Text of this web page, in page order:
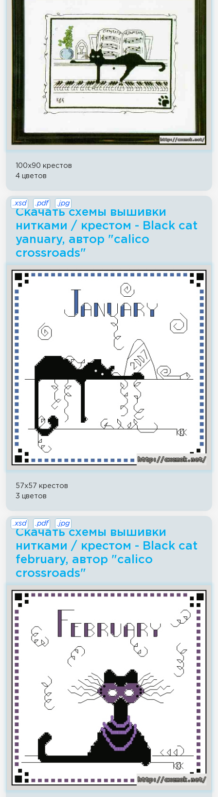
100x90 крестов
4 цветов
Скачать схемы вышивки
нитками / крестом - Black cat
yanuary, автор "calico
crossroads"
.xsd .pdf .jpg
57x57 крестов
3 цветов
Скачать схемы вышивки
нитками / крестом - Black cat
february, автор "calico
crossroads"
.xsd .pdf .jpg